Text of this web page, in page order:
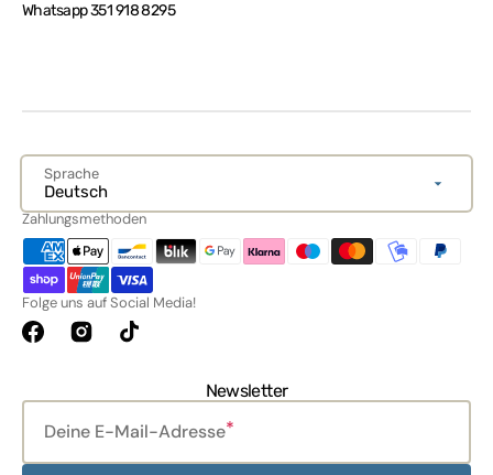
Whatsapp 351 918 8295
Sprache
Deutsch
Zahlungsmethoden
Folge uns auf Social Media!
FacebookInstagramTikTok
Newsletter
Deine E-Mail-Adresse